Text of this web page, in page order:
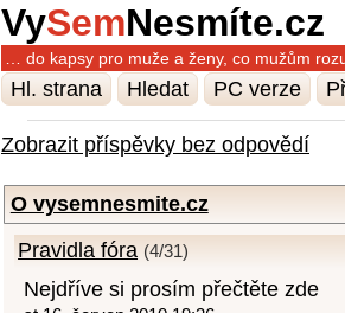
VySemNesmíte.cz
… do kapsy pro muže a ženy, co mužům
Hl. strana Hledat PC verze
Zobrazit příspěvky bez odpovědí
O vysemnesmite.cz
Pravidla fóra (4/31)
Nejdříve si prosím přečtěte zde